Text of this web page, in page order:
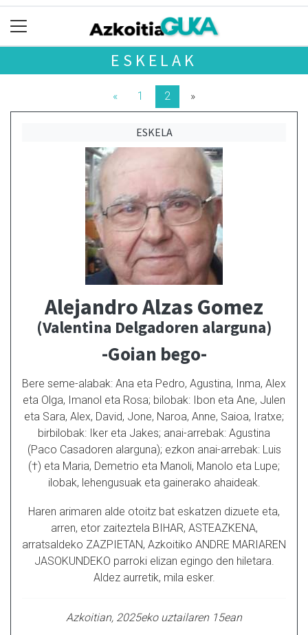
ESKELAK
« 1 2 »
ESKELA
Alejandro Alzas Gomez
(Valentina Delgadoren alarguna)
-Goian bego-
Bere seme-alabak: Ana eta Pedro, Agustina, Inma, Alex
eta Olga, Imanol eta Rosa; bilobak: Ibon eta Ane, Julen
eta Sara, Alex, David, Jone, Naroa, Anne, Saioa, Iratxe;
birbilobak: Iker eta Jakes; anai-arrebak: Agustina
(Paco Casadoren alarguna); ezkon anai-arrebak: Luis
(†) eta Maria, Demetrio eta Manoli, Manolo eta Lupe;
ilobak, lehengusuak eta gainerako ahaideak.
Haren arimaren alde otoitz bat eskatzen dizuete eta,
arren, etor zaiteztela BIHAR, ASTEAZKENA,
arratsaldeko ZAZPIETAN, Azkoitiko ANDRE MARIAREN
JASOKUNDEKO parroki elizan egingo den hiletara.
Aldez aurretik, mila esker.
Azkoitian, 2025eko uztailaren 15ean